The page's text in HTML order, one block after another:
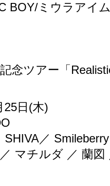
BOY/ミウラアイ
念ツアー「
25日(木)
SHIVA／
マチルダ ／ 蘭図